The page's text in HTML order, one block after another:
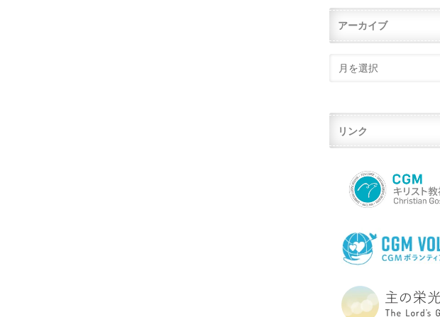
アーカイブ
リンク